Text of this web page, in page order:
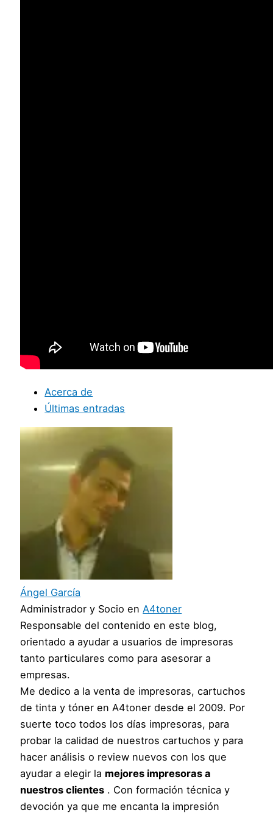
Acerca de
Últimas entradas
Ángel García
Administrador y Socio en A4toner
Responsable del contenido en este blog,
orientado a ayudar a usuarios de impresoras
tanto particulares como para asesorar a
empresas.
Me dedico a la venta de impresoras, cartuchos
de tinta y tóner en A4toner desde el 2009. Por
suerte toco todos los días impresoras, para
probar la calidad de nuestros cartuchos y para
hacer análisis o review nuevos con los que
ayudar a elegir la mejores impresoras a
nuestros clientes . Con formación técnica y
devoción ya que me encanta la impresión